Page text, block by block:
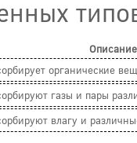
Описание
органические
газы и пары
влагу и